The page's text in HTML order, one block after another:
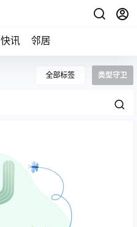
快讯 邻居
全部标签 类型守卫